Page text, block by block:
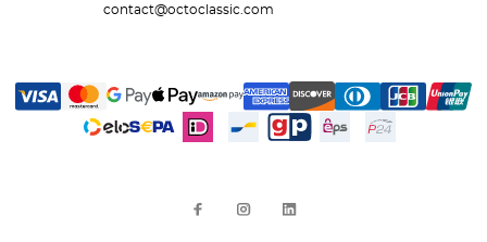
contact@octoclassic.com